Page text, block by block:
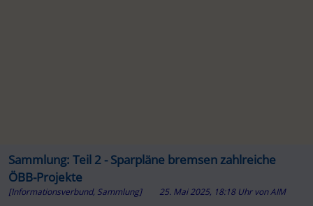
Sammlung: Teil 2 - Sparpläne bremsen zahlreiche
ÖBB-Projekte
[Informationsverbund, Sammlung] 25. Mai 2025, 18:18 Uhr vonAIM